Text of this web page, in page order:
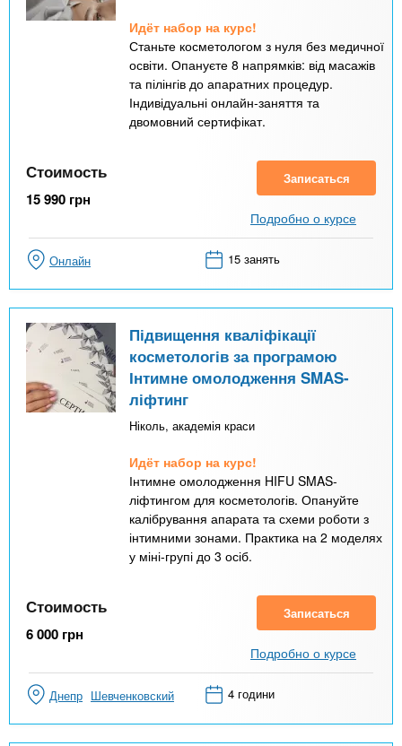
Идёт набор на курс!
Станьте косметологом з нуля без медичної
освіти. Опануєте 8 напрямків: від масажів
та пілінгів до апаратних процедур.
Індивідуальні онлайн-заняття та
двомовний сертифікат.
Стоимость
15 990 грн
Записаться
Подробно о курсе
Онлайн 15 занять
Підвищення кваліфікації
косметологів за програмою
Інтимне омолодження SMAS-
ліфтинг
Ніколь, академія краси
Идёт набор на курс!
Інтимне омолодження HIFU SMAS-
ліфтингом для косметологів. Опануйте
калібрування апарата та схеми роботи з
інтимними зонами. Практика на 2 моделях
у міні-групі до 3 осіб.
Стоимость
6 000 грн
Записаться
Подробно о курсе
Днепр Шевченковский 4 години